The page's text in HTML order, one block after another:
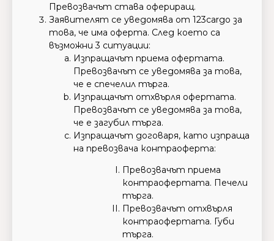
Превозвачът става офериращ.
Заявителят се уведомява от 123cargo за
това, че има оферта. След което ca
възможни 3 ситуации:
Изпращачът приема офертата.
Превозвачът се уведомява за това,
че е спечелил търга.
Изпращачът отхвърля офертата.
Превозвачът се уведомява за това,
че е загубил търга.
Изпращачът договаря, като изпраща
на превозвача контраоферта:
Превозвачът приема
контраофертата. Печели
търга.
Превозвачът отхвърля
контраофертата. Губи
търга.